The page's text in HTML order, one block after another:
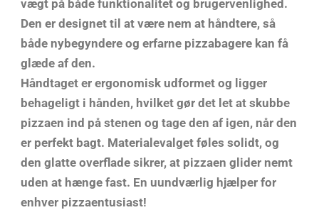
vægt på både funktionalitet og brugervenlighed.
Den er designet til at være nem at håndtere, så
både nybegyndere og erfarne pizzabagere kan få
glæde af den.
Håndtaget er ergonomisk udformet og ligger
behageligt i hånden, hvilket gør det let at skubbe
pizzaen ind på stenen og tage den af igen, når den
er perfekt bagt. Materialevalget føles solidt, og
den glatte overflade sikrer, at pizzaen glider nemt
uden at hænge fast. En uundværlig hjælper for
enhver pizzaentusiast!